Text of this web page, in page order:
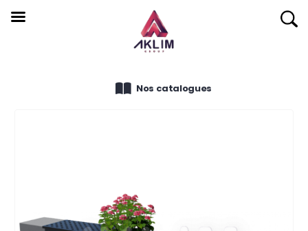
Nos catalogues